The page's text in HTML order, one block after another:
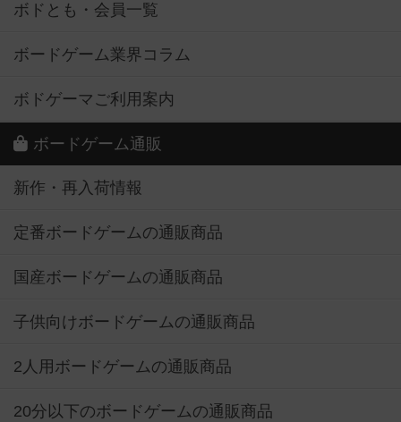
ボドとも・会員一覧
ボードゲーム業界コラム
ボドゲーマご利用案内
ボードゲーム通販
新作・再入荷情報
定番ボードゲームの通販商品
国産ボードゲームの通販商品
子供向けボードゲームの通販商品
2人用ボードゲームの通販商品
20分以下のボードゲームの通販商品